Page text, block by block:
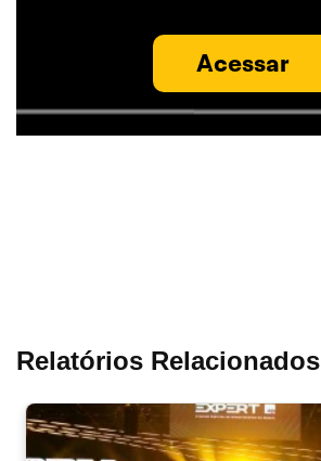
Acessar
Relatórios Relacionados